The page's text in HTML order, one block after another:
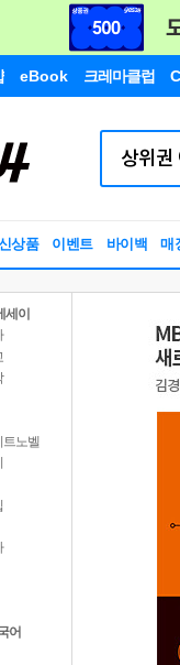
eBook 크레마클럽
상품 이벤트 바이백 매
세이
트노벨
어